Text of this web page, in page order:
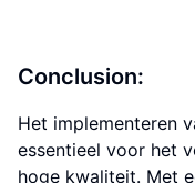
Conclusion:
Het implementeren
essentieel voor het
hoge kwaliteit. Met